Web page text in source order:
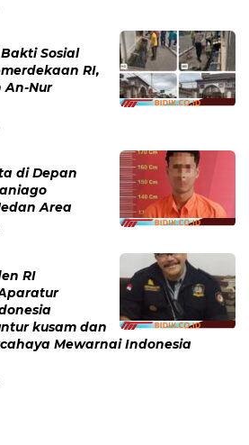
Sosial
RI,
An-Nur
di Depan
Area
RI
kusam dan
Mewarnai Indonesia